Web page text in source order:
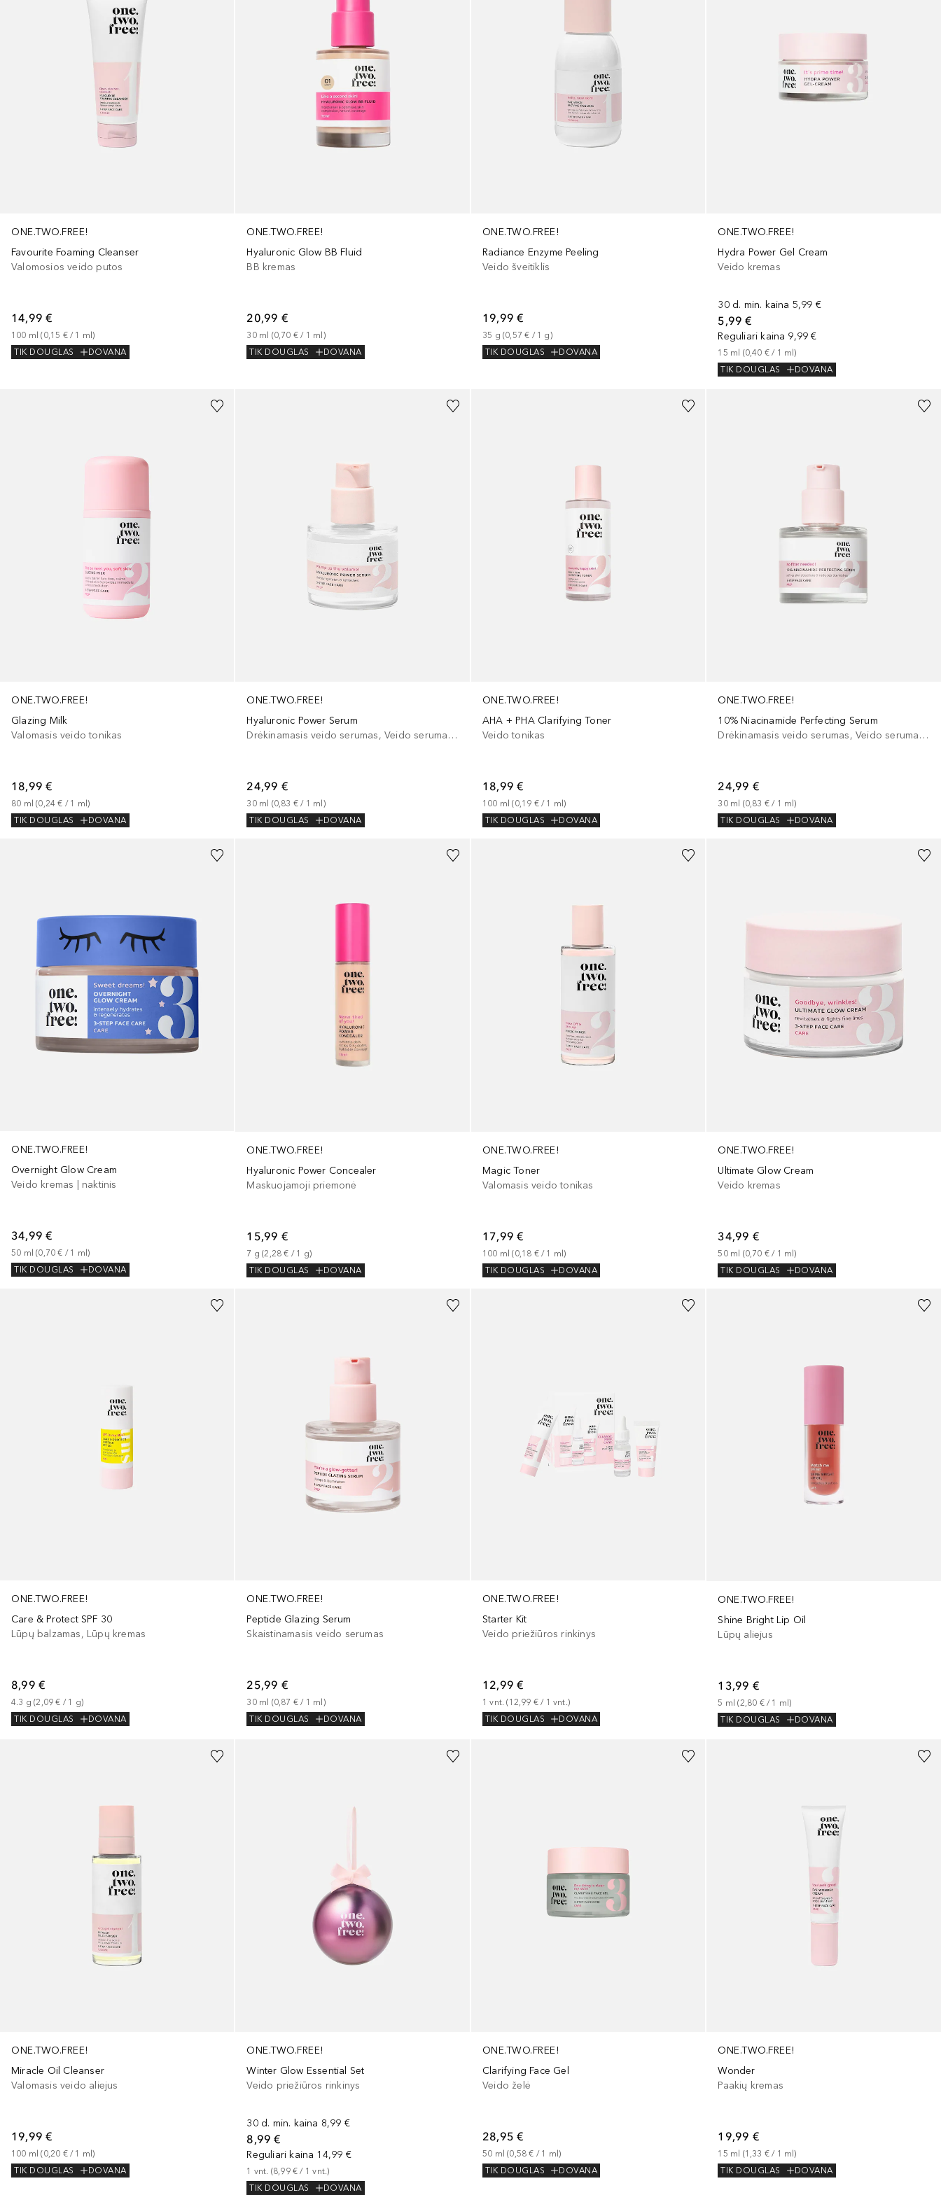
ONE.TWO.FREE!
Favourite Foaming Cleanser
Valomosios veido putos
14,99 €
100 ml (0,15 € / 1 ml)
TIK DOUGLAS
DOVANA
ONE.TWO.FREE!
Hyaluronic Glow BB Fluid
BB kremas
20,99 €
30 ml (0,70 € / 1 ml)
TIK DOUGLAS
DOVANA
ONE.TWO.FREE!
Radiance Enzyme Peeling
Veido šveitiklis
19,99 €
35 g (0,57 € / 1 g)
TIK DOUGLAS
DOVANA
ONE.TWO.FREE!
Hydra Power Gel Cream
Veido kremas
30 d. min. kaina 5,99 €
5,99 €
Reguliari kaina 9,99 €
15 ml (0,40 € / 1 ml)
TIK DOUGLAS
DOVANA
ONE.TWO.FREE!
Glazing Milk
Valomasis veido tonikas
18,99 €
80 ml (0,24 € / 1 ml)
TIK DOUGLAS
DOVANA
ONE.TWO.FREE!
Hyaluronic Power Serum
Drėkinamasis veido serumas, Veido serumas/koncentratas
24,99 €
30 ml (0,83 € / 1 ml )
TIK DOUGLAS
DOVANA
ONE.TWO.FREE!
AHA + PHA Clarifying Toner
Veido tonikas
18,99 €
100 ml (0,19 € / 1 ml)
TIK DOUGLAS
DOVANA
ONE.TWO.FREE!
10% Niacinamide Perfecting Serum
Drėkinamasis veido serumas, Veido serumas/koncentratas
24,99 €
30 ml (0,83 € / 1 ml)
TIK DOUGLAS
DOVANA
ONE.TWO.FREE!
Overnight Glow Cream
Veido kremas | naktinis
34,99 €
50 ml (0,70 € / 1 ml)
TIK DOUGLAS
DOVANA
ONE.TWO.FREE!
Hyaluronic Power Concealer
Maskuojamoji priemonė
15,99 €
7 g (2,28 € / 1 g)
TIK DOUGLAS
DOVANA
+1
ONE.TWO.FREE!
Magic Toner
Valomasis veido tonikas
17,99 €
100 ml (0,18 € / 1 ml)
TIK DOUGLAS
DOVANA
ONE.TWO.FREE!
Ultimate Glow Cream
Veido kremas
34,99 €
50 ml (0,70 € / 1 ml)
TIK DOUGLAS
DOVANA
ONE.TWO.FREE!
Care & Protect SPF 30
Lūpų balzamas, Lūpų kremas
8,99 €
4.3 g (2,09 € / 1 g)
TIK DOUGLAS
DOVANA
ONE.TWO.FREE!
Peptide Glazing Serum
Skaistinamasis veido serumas
25,99 €
30 ml (0,87 € / 1 ml )
TIK DOUGLAS
DOVANA
ONE.TWO.FREE!
Starter Kit
Veido priežiūros rinkinys
12,99 €
1 vnt. (12,99 € / 1 vnt.)
TIK DOUGLAS
DOVANA
ONE.TWO.FREE!
Shine Bright Lip Oil
Lūpų aliejus
13,99 €
5 ml (2,80 € / 1 ml)
TIK DOUGLAS
DOVANA
ONE.TWO.FREE!
Miracle Oil Cleanser
Valomasis veido aliejus
19,99 €
100 ml (0,20 € / 1 ml)
TIK DOUGLAS
DOVANA
ONE.TWO.FREE!
Winter Glow Essential Set
Veido priežiūros rinkinys
30 d. min. kaina 8,99 €
8,99 €
Reguliari kaina 14,99 €
1 vnt. (8,99 € / 1 vnt.)
TIK DOUGLAS
DOVANA
ONE.TWO.FREE!
Clarifying Face Gel
Veido želė
28,95 €
50 ml (0,58 € / 1 ml)
TIK DOUGLAS
DOVANA
ONE.TWO.FREE!
Wonder
Paakių kremas
19,99 €
15 ml (1,33 € / 1 ml)
TIK DOUGLAS
DOVANA